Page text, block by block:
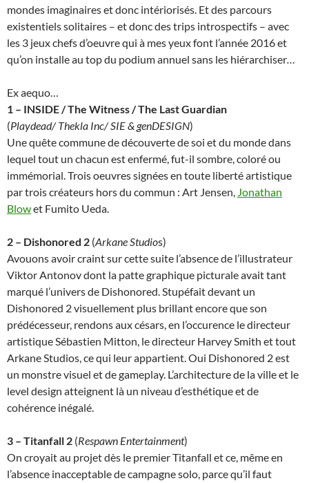
mondes imaginaires et donc intériorisés. Et des parcours
existentiels solitaires – et donc des trips introspectifs – avec
les 3 jeux chefs d’oeuvre qui à mes yeux font l’année 2016 et
qu’on installe au top du podium annuel sans les hiérarchiser…
Ex aequo…
1 – INSIDE / The Witness / The Last Guardian
(Playdead/ Thekla Inc/ SIE & genDESIGN)
Une quête commune de découverte de soi et du monde dans
lequel tout un chacun est enfermé, fut-il sombre, coloré ou
immémorial. Trois oeuvres signées en toute liberté artistique
par trois créateurs hors du commun : Art Jensen, Jonathan
Blowet Fumito Ueda.
2 – Dishonored 2 (Arkane Studios)
Avouons avoir craint sur cette suite l’absence de l’illustrateur
Viktor Antonov dont la patte graphique picturale avait tant
marqué l’univers de Dishonored. Stupéfait devant un
Dishonored 2 visuellement plus brillant encore que son
prédécesseur, rendons aux césars, en l’occurence le directeur
artistique Sébastien Mitton, le directeur Harvey Smith et tout
Arkane Studios, ce qui leur appartient. Oui Dishonored 2 est
un monstre visuel et de gameplay. L’architecture de la ville et le
level design atteignent là un niveau d’esthétique et de
cohérence inégalé.
3 – Titanfall 2 (Respawn Entertainment)
On croyait au projet dès le premier Titanfall et ce, même en
l’absence inacceptable de campagne solo, parce qu’il faut